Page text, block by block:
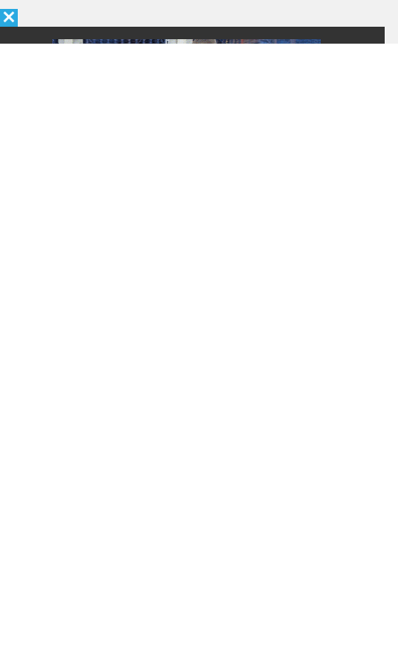
Quiénes somos